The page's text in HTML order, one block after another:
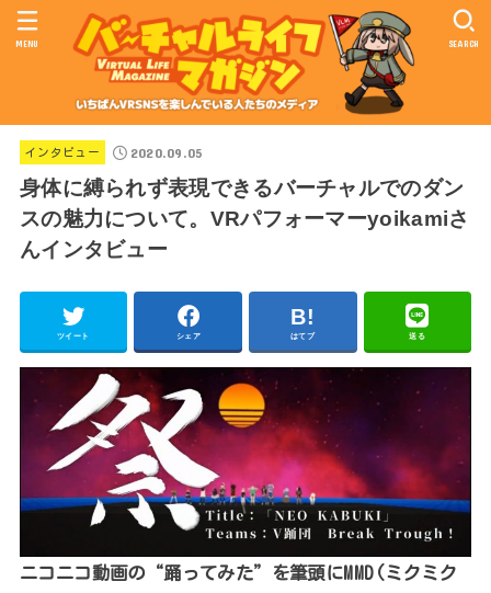
SEARCH
MENU
インタビュー 2020.09.05
身体に縛られず表現できるバーチャルでのダン
スの魅力について。VRパフォーマーyoikamiさ
んインタビュー
ツイート シェア はてブ 送る
ニコニコ動画の“踊ってみた”を筆頭にMMD(ミクミク